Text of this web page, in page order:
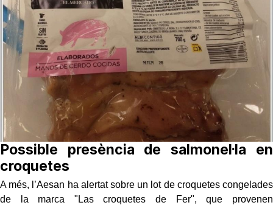
Possible presència de salmonel·la en
croquetes
A més, l’Aesan ha alertat sobre un lot de croquetes congelades
de la marca "Las croquetes de Fer", que provenen